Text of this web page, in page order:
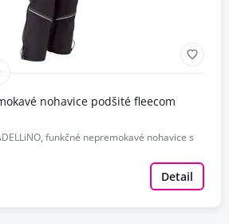
nohavice podšité fleecom
funkčné nepremokavé nohavice s
Detail